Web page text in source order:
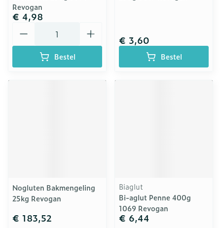
Revogan
€ 4,98
Bestel
€ 3,60
Bestel
Nogluten Bakmengeling
25kg Revogan
€ 183,52
Biaglut
Bi-aglut Penne 400g
1069 Revogan
€ 6,44